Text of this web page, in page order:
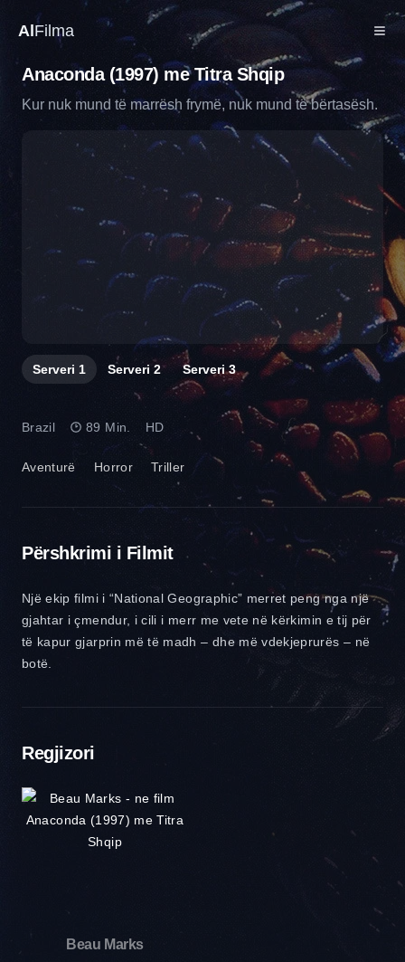
Al Filma
Anaconda (1997) me Titra Shqip
Kur nuk mund të marrësh frymë, nuk mund të bërtasësh.
Serveri 1 Serveri 2 Serveri3
Aventurë Horror Triller
Brazil 89 Min. HD
Përshkrimi i Filmit
Një ekip filmi i “National Geographic” merret peng nga një
gjahtar i çmendur, i cili i merr me vete në kërkimin e tij për
të kapur gjarprin më të madh – dhe më vdekjeprurës – në
botë.
Regjizori
Beau Marks